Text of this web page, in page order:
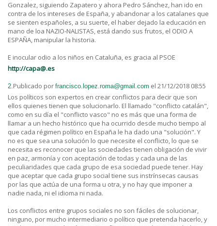
Gonzalez, siguiendo Zapatero y ahora Pedro Sánchez, han ido en
contra de los intereses de España, y abandonar a los catalanes que
se sienten españoles, a su suerte, el haber dejado la educación en
mano de loa NAZIO-NALISTAS, está dando sus frutos, el ODIO A
ESPAÑA, manipular la historia.
E inocular odio a los niños en Cataluña, es gracia al PSOE
http://capa@.es
2.Publicado por francisco.lopez.roma@gmail.com el 21/12/2018 08:55
Los políticos son expertos en crear conflictos para decir que son
ellos quienes tienen que solucionarlo. El llamado "conflicto catalán",
como en su día el "conflicto vasco" no es más que una forma de
llamar a un hecho histórico que ha ocurrido desde mucho tiempo al
que cada régimen político en España le ha dado una "solución". Y
no es que sea una solución lo que necesite el conflicto, lo que se
necesita es reconocer que las sociedades tienen obligación de vivir
en paz, armonía y con aceptación de todas y cada una de las
peculiaridades que cada grupo de esa sociedad puede tener. Hay
que aceptar que cada grupo social tiene sus instrínsecas causas
por las que actúa de una forma u otra, y no hay que imponer a
nadie nada, ni el idioma ni nada.
Los conflictos entre grupos sociales no son fáciles de solucionar,
ninguno, por mucho intermediario o político que pretenda hacerlo, y